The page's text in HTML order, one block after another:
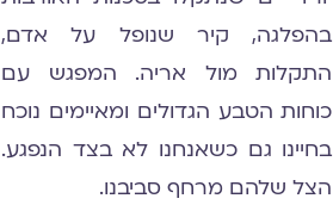
בהפלגה, קיר שנופל על אדם,
התקלות מול אריה. המפגש עם
כוחות הטבע הגדולים ומאיימים נוכח
בחיינו גם כשאנחנו לא בצד הנפגע.
הצל שלהם מרחף סביבנו.